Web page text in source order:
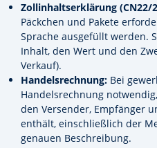
Zollinhaltserklärung (CN22/
Päckchen und Pakete
Sprache ausgefüllt werden.
Inhalt, den Wert und den
Verkauf).
Handelsrechnung: Bei
Handelsrechnung
den Versender, Empfänger
enthält, einschließlich der
genauen Beschreibung.